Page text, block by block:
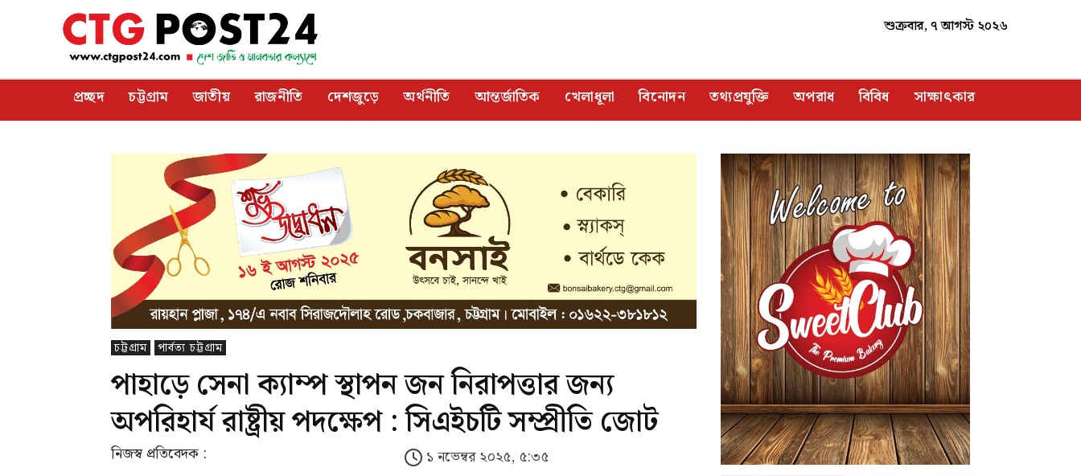
শুক্রবার, ৭ আগস্ট ২০২৬
প্রচ্ছদ চট্টগ্রাম জাতীয় রাজনীতি দেশজুড়ে অর্থনীতি আন্তর্জাতিক খেলাধূলা বিনোদন তথ্যপ্রযুক্তি অপরাধ বিবিধ সাক্ষাৎকার
চট্টগ্রাম পার্বত্য চট্টগ্রাম
পাহাড়ে সেনা ক্যাম্প স্থাপন জন নিরাপত্তার জন্য
অপরিহার্য রাষ্ট্রীয় পদক্ষেপ : সিএইচটি সম্প্রীতি জোট
নিজস্ব প্রতিবেদক : ১ নভেম্বর ২০২৫, ৫:৩৫